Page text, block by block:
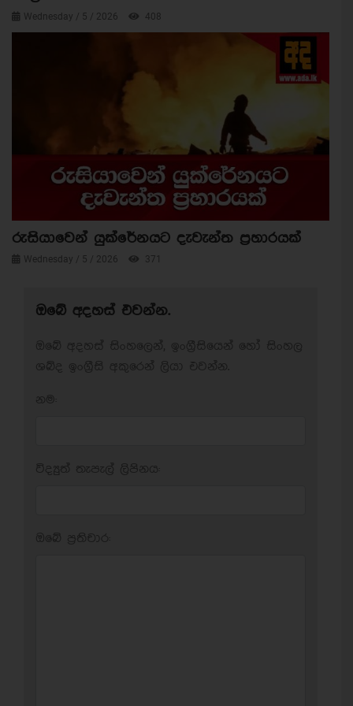
Wednesday / 5 / 2026 408
රුසියාවෙන් යුක්රේනයට දැවැන්ත ප්‍රහාරයක්
Wednesday / 5 / 2026 371
ඔබේ අදහස් එවන්න.